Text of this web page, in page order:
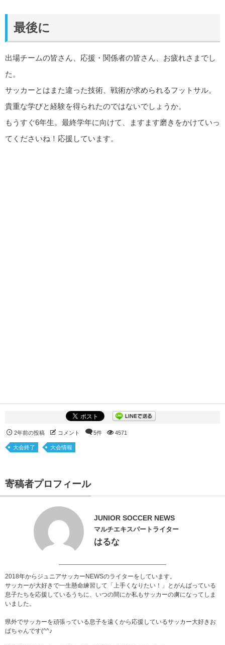
最後に
出場チームの皆さん、応援・関係者の皆さん、お疲れさまでし
た。
サッカーとはまた違った技術、戦術が求められるフットサル。
貴重な学びと経験を得られたのではないでしょうか。
もうすぐ6年生。最終学年に向けて、ますます磨きをかけていっ
てくださいね！応援しています。
2年前の投稿 コメント 5件 4571
大会終了 大会情報
寄稿者プロフィール
JUNIOR SOCCER NEWS
マルチエキスパートライター
はるな
2018年からジュニアサッカーNEWSのライターをしています。
サッカーが大好きで一生懸命練習して「上手くなりたい！」とがんばっている
息子たちを応援しているうちに、いつの間にか私もサッカーの虜になってしま
いました。
県外でサッカーを頑張っている息子を遠くから応援しているサッカー大好きお
ばちゃんです(^^♪